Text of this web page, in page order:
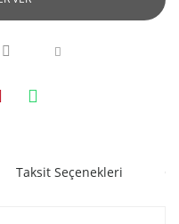
Taksit Seçenekleri